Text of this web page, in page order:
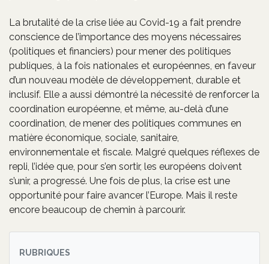
La brutalité de la crise liée au Covid-19 a fait prendre
conscience de l’importance des moyens nécessaires
(politiques et financiers) pour mener des politiques
publiques, à la fois nationales et européennes, en faveur
d’un nouveau modèle de développement, durable et
inclusif. Elle a aussi démontré la nécessité de renforcer la
coordination européenne, et même, au-delà d’une
coordination, de mener des politiques communes en
matière économique, sociale, sanitaire,
environnementale et fiscale. Malgré quelques réflexes de
repli, l’idée que, pour s’en sortir, les européens doivent
s’unir, a progressé. Une fois de plus, la crise est une
opportunité pour faire avancer l’Europe. Mais il reste
encore beaucoup de chemin à parcourir.
RUBRIQUES